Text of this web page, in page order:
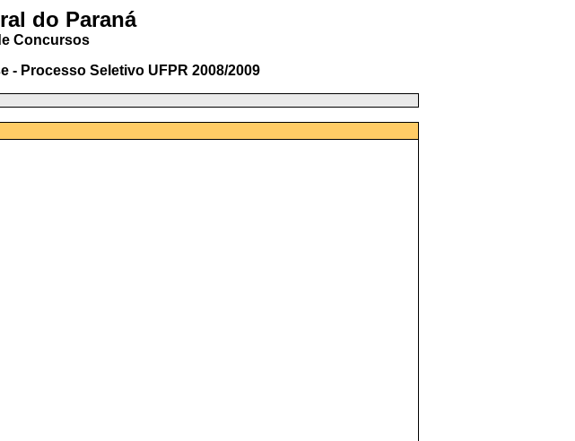
do Paraná
Concursos
- Processo Seletivo UFPR 2008/2009